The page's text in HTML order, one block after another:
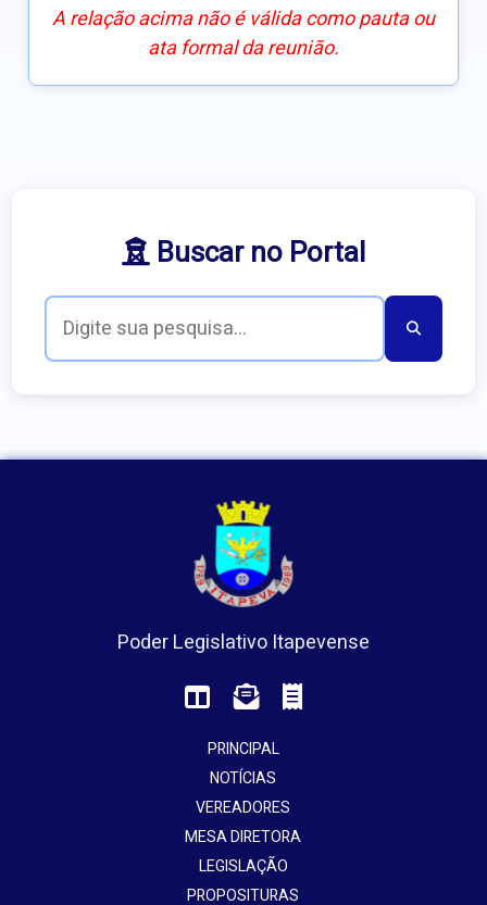
A relação acima não é válida como pauta ou
ata formal da reunião.
Buscar no Portal
Poder Legislativo Itapevense
PRINCIPAL
NOTÍCIAS
VEREADORES
MESA DIRETORA
LEGISLAÇÃO
PROPOSITURAS